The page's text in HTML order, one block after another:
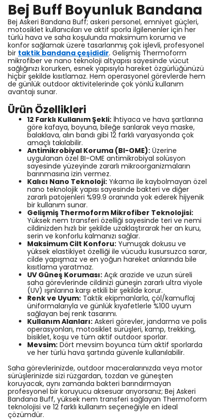
Bej Buff Boyunluk Bandana
Bej Askeri Bandana Buff; askeri personel, emniyet güçleri,
motosiklet kullanıcıları ve aktif sporla ilgilenenler için her
türlü hava ve saha koşulunda maksimum koruma ve
konfor sağlamak üzere tasarlanmış çok işlevli, profesyonel
bir taktik bandana çeşididir. Gelişmiş Thermoform
mikrofiber ve nano teknoloji altyapısı sayesinde vücut
sağlığınızı korurken, esnek yapısıyla hareket özgürlüğünüzü
hiçbir şekilde kısıtlamaz. Hem operasyonel görevlerde hem
de günlük outdoor aktivitelerinde çok yönlü kullanım
avantajı sunar.
Ürün Özellikleri
12 Farklı Kullanım Şekli: İhtiyaca ve hava şartlarına
göre kafaya, boyuna, bileğe sarılarak veya maske,
balaklava, alın bandı gibi 12 farklı varyasyonda çok
amaçlı takılabilir.
Antimikrobiyal Koruma (BI-OME): Üzerine
uygulanan özel BI-OME antimikrobiyal solüsyon
sayesinde yüzeyinde zararlı mikroorganizmaların
barınmasına izin vermez.
Kalıcı Nano Teknoloji: Yıkama ile kaybolmayan özel
nano teknolojik yapısı sayesinde bakteri ve diğer
zararlı patojenleri %99.9 oranında yok ederek hijyenik
bir kullanım sunar.
Gelişmiş Thermoform Mikrofiber Teknolojisi:
Yüksek nem transferi özelliği sayesinde teri ve nemi
cildinizden hızlı bir şekilde uzaklaştırarak her an kuru,
serin ve konforlu kalmanızı sağlar.
Maksimum Cilt Konforu: Yumuşak dokusu ve
yüksek elastikiyet özelliği ile vücudu kusursuzca sarar,
cilde yapışmaz ve en yoğun hareket anlarında bile
kısıtlama yaratmaz.
UV Güneş Koruması: Açık arazide ve uzun süreli
saha görevlerinde cildinizi güneşin zararlı ultra viyole
(UV) ışınlarına karşı etkili bir şekilde korur.
Renk ve Uyum: Taktik ekipmanlarla, çöl/kamuflaj
üniformalarıyla ve günlük kıyafetlerle %100 uyum
sağlayan bej renk tasarımı.
Kullanım Alanları: Askeri görevler, jandarma ve polis
operasyonları, motosiklet sürüşleri, kamp, trekking,
bisiklet, koşu ve tüm aktif outdoor sporlar.
Mevsim: Dört mevsim boyunca tüm aktif sporlarda
ve her türlü hava şartında güvenle kullanılabilir.
Saha görevlerinizde, outdoor maceralarınızda veya motor
sürüşlerinizde sizi rüzgardan, tozdan ve güneşten
koruyacak, aynı zamanda bakteri barındırmayan
profesyonel bir koruyucu aksesuar arıyorsanız; Bej Askeri
Bandana Buff, yüksek nem transferi sağlayan Thermoform
teknolojisi ve 12 farklı kullanım seçeneğiyle en ideal
çözümdür.